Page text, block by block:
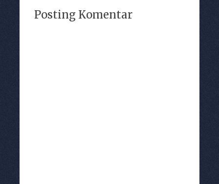
Posting Komentar